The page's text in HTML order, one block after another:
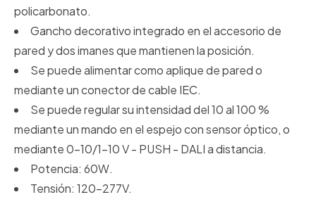
policarbonato.
Gancho decorativo integrado en el accesorio de
pared y dos imanes que mantienen la posición.
Se puede alimentar como aplique de pared o
mediante un conector de cable IEC.
Se puede regular su intensidad del 10 al 100 %
mediante un mando en el espejo con sensor óptico, o
mediante 0-10/1-10 V - PUSH - DALI a distancia.
Potencia: 60W.
Tensión: 120-277V.